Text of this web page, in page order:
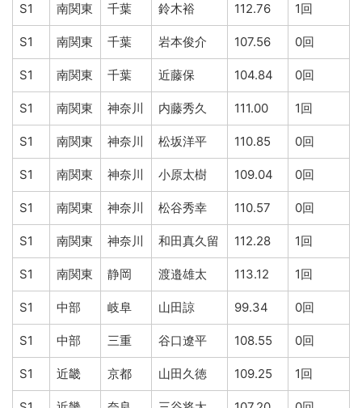
S1 南関東 千葉 鈴木裕 112.76 1回
S1 南関東 千葉 岩本俊介 107.56 0回
S1 南関東 千葉 近藤保 104.84 0回
S1 南関東 神奈川 内藤秀久 111.00 1回
S1 南関東 神奈川 松坂洋平 110.85 0回
S1 南関東 神奈川 小原太樹 109.04 0回
S1 南関東 神奈川 松谷秀幸 110.57 0回
S1 南関東 神奈川 和田真久留 112.28 1回
S1 南関東 静岡 渡邉雄太 113.12 1回
S1 中部 岐阜 山田諒 99.34 0回
S1 中部 三重 谷口遼平 108.55 0回
S1 近畿 京都 山田久徳 109.25 1回